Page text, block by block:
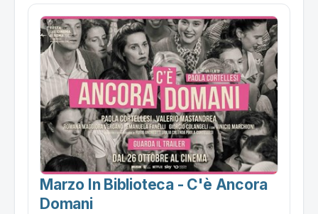
Marzo In Biblioteca - C'è Ancora
Domani